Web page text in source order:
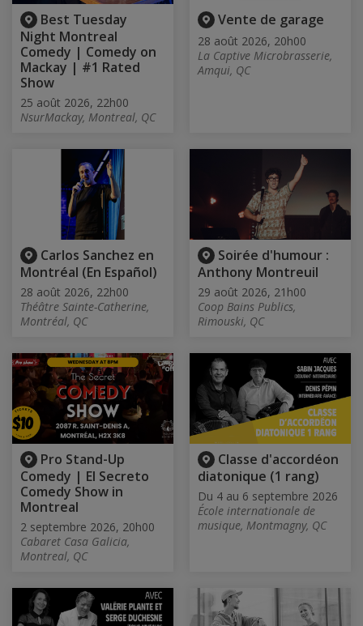
Best Tuesday
Night Montreal
Comedy | Comedy on
Mackay | #1 Rated
Show
25 août 2026, 22h00
NsurMackay, Montreal, QC
Vente de garage
28 août 2026, 20h00
La Captive Microbrasserie,
Amqui, QC
Carlos Sanchez en
Montréal (En Español)
28 août 2026, 22h00
Théâtre Sainte-Catherine,
Montréal, QC
Soirée d'humour :
Anthony Montreuil
29 août 2026, 21h00
Coop Bains Publics,
Rimouski, QC
Pro Stand-Up
Comedy | El Secreto
Comedy Show in
Montreal
2 septembre 2026, 20h00
Cabaret Casa Galicia,
Montreal, QC
Classe d'accordéon
diatonique (1 rang)
Du 4 au 6 septembre 2026
École internationale de
musique, Montmagny, QC